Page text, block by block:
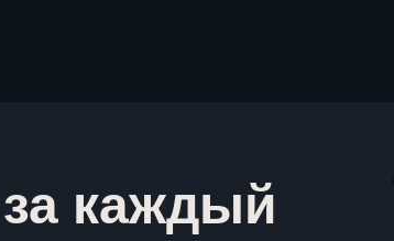
каждый